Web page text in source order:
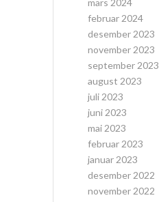
mars 2024
februar 2024
desember 2023
november 2023
september 2023
august 2023
juli 2023
juni 2023
mai 2023
februar 2023
januar 2023
desember 2022
november 2022